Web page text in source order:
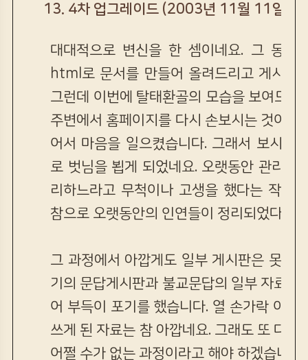
13. 4차 업그레이드 (2003년 11월 11일)
대대적으로 변신을 한 셈이네요. 그 동안
html로 문서를 만들어 올려드리고 게시판
그런데 이번에 탈태환골의 모습을 보여드리
주변에서 홈페이지를 다시 손보시는 것이
어서 마음을 일으켰습니다. 그래서 보시는
로 벗님을 뵙게 되었네요. 오랫동안 관리해
리하느라고 무척이나 고생을 했다는 작업
참으로 오랫동안의 인연들이 정리되었다고
그 과정에서 아깝게도 일부 게시판은 못쓰
기의 문답게시판과 불교문답의 일부 자료는
어 부득이 포기를 했습니다. 열 손가락 이야
쓰게 된 자료는 참 아깝네요. 그래도 또 다시
어쩔 수가 없는 과정이라고 해야 하겠습니다.